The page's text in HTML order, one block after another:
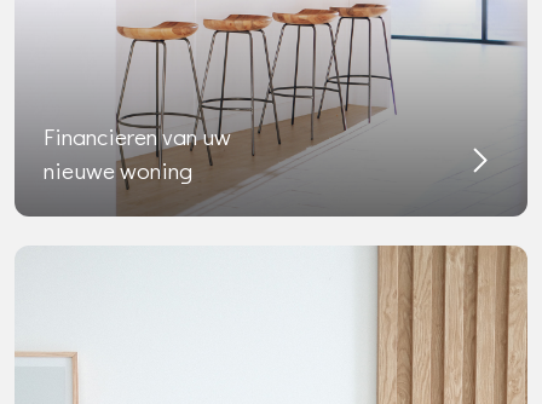
Financieren van uw
nieuwe woning